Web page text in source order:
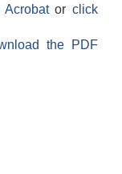
Acrobatorclick
the PDF